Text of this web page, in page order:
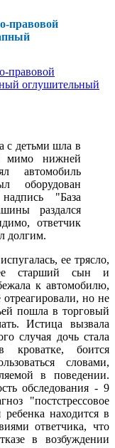
правовой
с детьми шла в
мимо нижней
автомобиль
оборудован
"База
раздался
ответчик
долгим.
ее трясло,
старший сын и
к автомобилю,
но не
пошла в торговый
Истица вызвала
случая дочь стала
кроватке, боится
словами,
в поведении.
обследования - 9
"постстрессовое
находится в
ответчика, что
в возбуждении